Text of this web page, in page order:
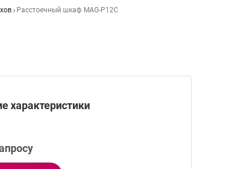
Расстоечный шкаф MAG-P12C
характеристики